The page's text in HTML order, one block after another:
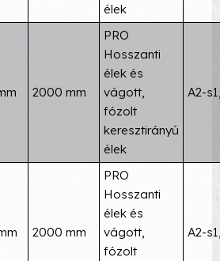
élek
2000 mm
PRO
Hosszanti
élek és
vágott,
fózolt
keresztirányú
élek
A2-
2000 mm
PRO
Hosszanti
élek és
vágott,
fózolt
A2-